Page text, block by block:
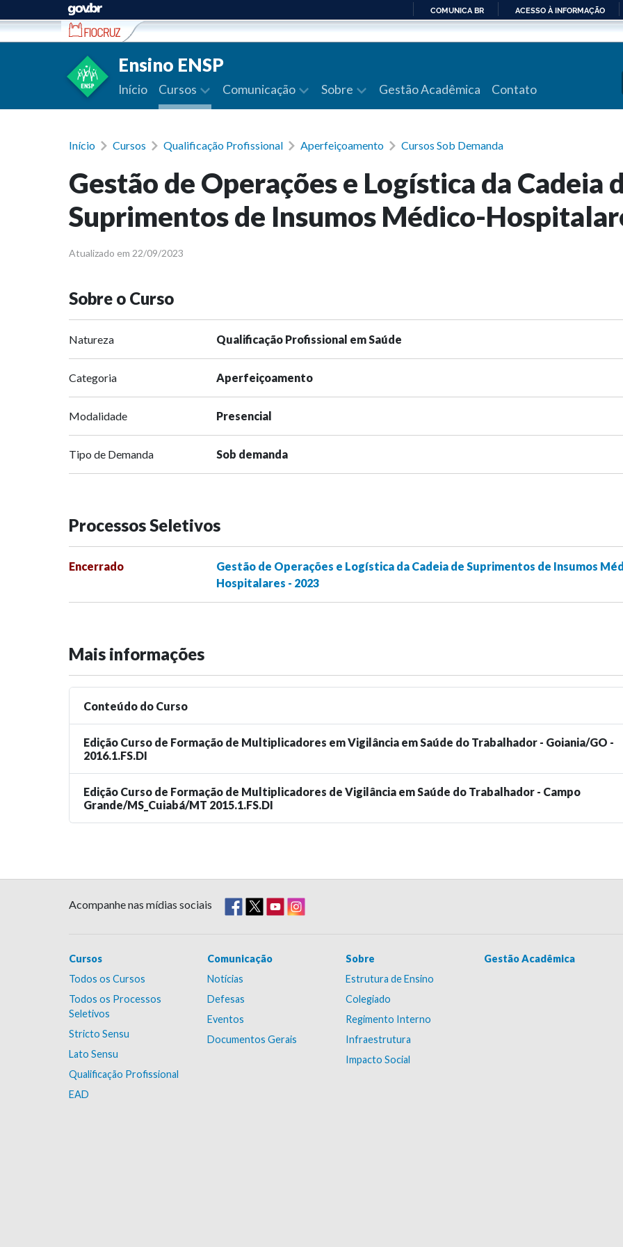
Ir para conteúdo
PARA
COMUNICA BR ACESSO À INFORMAÇÃO
Ensino ENSP
Início Cursos Comunicação Sobre Gestão Acadêmica Contato
Início Cursos Qualificação Profissional Aperfeiçoamento Cursos Sob Demanda
Gestão de Operações e Logística da Cadeia
Suprimentos de Insumos Médico-
Atualizado em 22/09/2023
Sobre o Curso
Natureza Qualificação Profissional em Saúde
Categoria Aperfeiçoamento
Modalidade Presencial
Tipo de Demanda Sob demanda
Processos Seletivos
Encerrado
Gestão de Operações e Logística da Cadeia de Suprimentos de Insumos
Hospitalares - 2023
Mais informações
Conteúdo do Curso
Edição Curso de Formação de Multiplicadores em Vigilância em Saúde do Trabalhador - Goiania/GO -
2016.1.FS.DI
Edição Curso de Formação de Multiplicadores de Vigilância em Saúde do Trabalhador - Campo
Grande/MS_Cuiabá/MT 2015.1.FS.DI
Acompanhe nas mídias sociais
Cursos
Todos os Cursos
Todos os Processos
Seletivos
Stricto Sensu
Lato Sensu
Qualificação Profissional
EAD
Comunicação
Notícias
Defesas
Eventos
Documentos Gerais
Sobre
Estrutura de Ensino
Colegiado
Regimento Interno
Infraestrutura
Impacto Social
Gestão Acadêmica